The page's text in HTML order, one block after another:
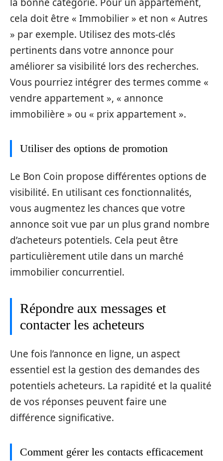
cela doit être « Immobilier » et non « Autres
» par exemple. Utilisez des mots-clés
pertinents dans votre annonce pour
améliorer sa visibilité lors des recherches.
Vous pourriez intégrer des termes comme «
vendre appartement », « annonce
immobilière » ou « prix appartement ».
Utiliser des options de promotion
Le Bon Coin propose différentes options de
visibilité. En utilisant ces fonctionnalités,
vous augmentez les chances que votre
annonce soit vue par un plus grand nombre
d’acheteurs potentiels. Cela peut être
particulièrement utile dans un marché
immobilier concurrentiel.
Répondre aux messages et
contacter les acheteurs
Une fois l’annonce en ligne, un aspect
essentiel est la gestion des demandes des
potentiels acheteurs. La rapidité et la qualité
de vos réponses peuvent faire une
différence significative.
Comment gérer les contacts efficacement